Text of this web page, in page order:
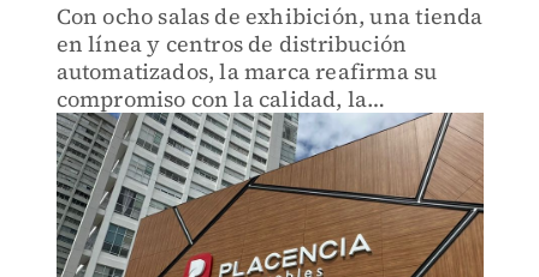
Con ocho salas de exhibición, una tienda
en línea y centros de distribución
automatizados, la marca reafirma su
compromiso con la calidad, la
innovación y la atención al cliente.